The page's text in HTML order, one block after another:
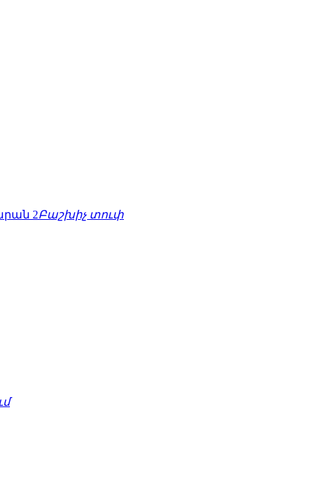
Բաշխիչ տուփ